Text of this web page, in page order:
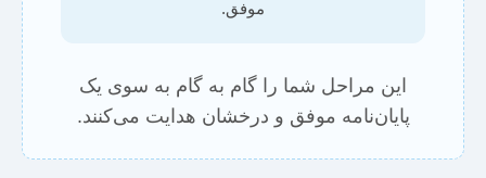
موفق.
این مراحل شما را گام به گام به سوی یک
پایان‌نامه موفق و درخشان هدایت می‌کنند.